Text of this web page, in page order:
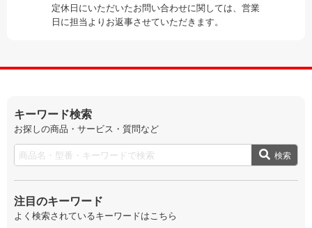
定休日にいただいたお問い合わせに関しては、営業
日に担当よりお返事させていただきます。
キーワード検索
お探しの商品・サービス・質問など
検索
注目のキーワード
よく検索されているキーワードはこちら